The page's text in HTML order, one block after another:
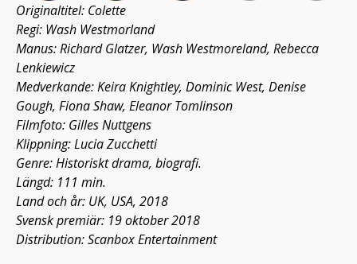
Originaltitel: Colette
Regi: Wash Westmorland
Manus: Richard Glatzer, Wash Westmoreland, Rebecca
Lenkiewicz
Medverkande: Keira Knightley, Dominic West, Denise
Gough, Fiona Shaw, Eleanor Tomlinson
Filmfoto: Gilles Nuttgens
Klippning: Lucia Zucchetti
Genre: Historiskt drama, biografi.
Längd: 111 min.
Land och år: UK, USA, 2018
Svensk premiär: 19 oktober 2018
Distribution: Scanbox Entertainment